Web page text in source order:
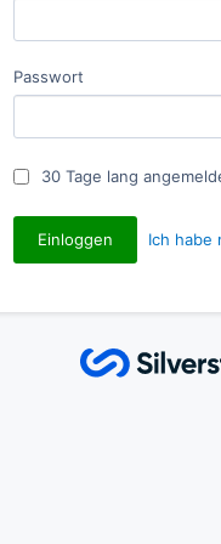
Passwort
30 Tage lang
Ich habe